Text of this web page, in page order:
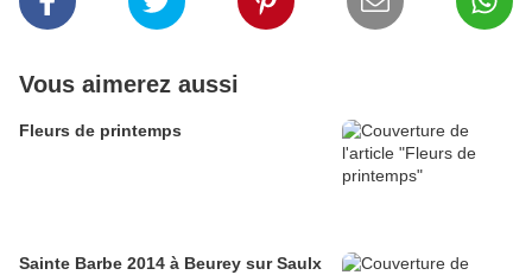
Vous aimerez aussi
Fleurs de printemps
Sainte Barbe 2014 à Beurey sur Saulx